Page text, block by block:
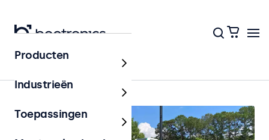
Home
Producten
Industrieën
Toepassingen